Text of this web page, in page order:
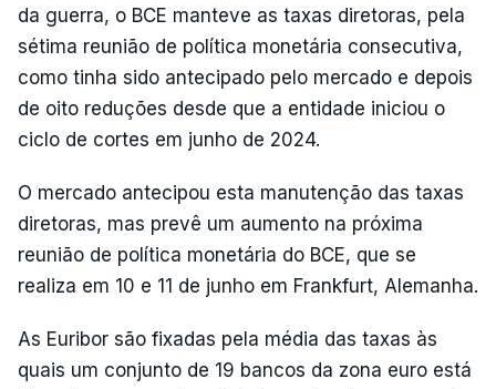
da guerra, o BCE manteve as taxas diretoras, pela
sétima reunião de política monetária consecutiva,
como tinha sido antecipado pelo mercado e depois
de oito reduções desde que a entidade iniciou o
ciclo de cortes em junho de 2024.
O mercado antecipou esta manutenção das taxas
diretoras, mas prevê um aumento na próxima
reunião de política monetária do BCE, que se
realiza em 10 e 11 de junho em Frankfurt, Alemanha.
As Euribor são fixadas pela média das taxas às
quais um conjunto de 19 bancos da zona euro está